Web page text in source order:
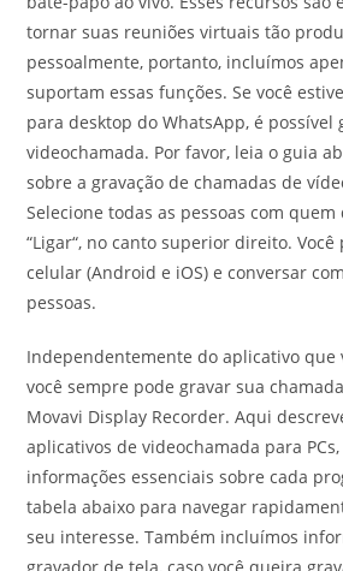
tornar suas reuniões virtuais tão
pessoalmente, portanto, incluímos
suportam essas funções. Se você
para desktop do WhatsApp, é possível
videochamada. Por favor, leia o guia
sobre a gravação de chamadas de
Selecione todas as pessoas com
“Ligar“, no canto superior direito.
celular (Android e iOS) e conversar
pessoas.
Independentemente do aplicativo que
você sempre pode gravar sua
Movavi Display Recorder. Aqui
aplicativos de videochamada para
informações essenciais sobre cada
tabela abaixo para navegar
seu interesse. Também incluímos